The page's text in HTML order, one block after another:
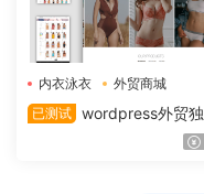
内衣泳衣
外贸商城
已测试 wordpress外贸独
站商城外贸模板内衣泳衣